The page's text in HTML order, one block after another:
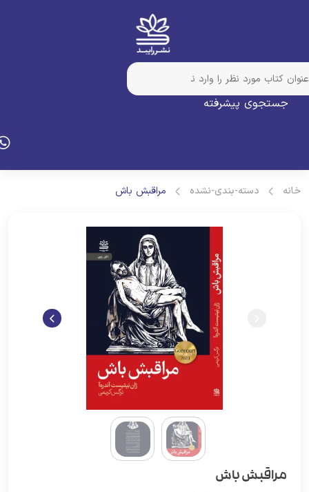
جستجوی پیشرفته
دسته-بندی-نشده مراقبش باش
مراقبش باش